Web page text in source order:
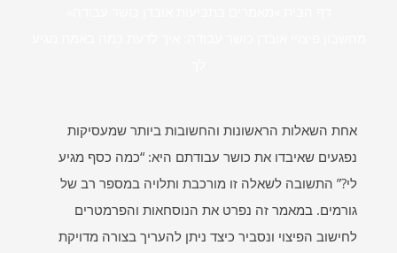
אחת השאלות הראשונות והחשובות ביותר שמעסיקות
נפגעים שאיבדו את כושר עבודתם היא: “כמה כסף מגיע
לי?” התשובה לשאלה זו מורכבת ותלויה במספר רב של
גורמים. במאמר זה נפרט את הנוסחאות והפרמטרים
לחישוב הפיצוי ונסביר כיצד ניתן להעריך בצורה מדויקת